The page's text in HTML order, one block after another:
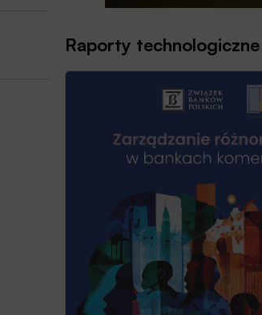
Raporty technologiczne